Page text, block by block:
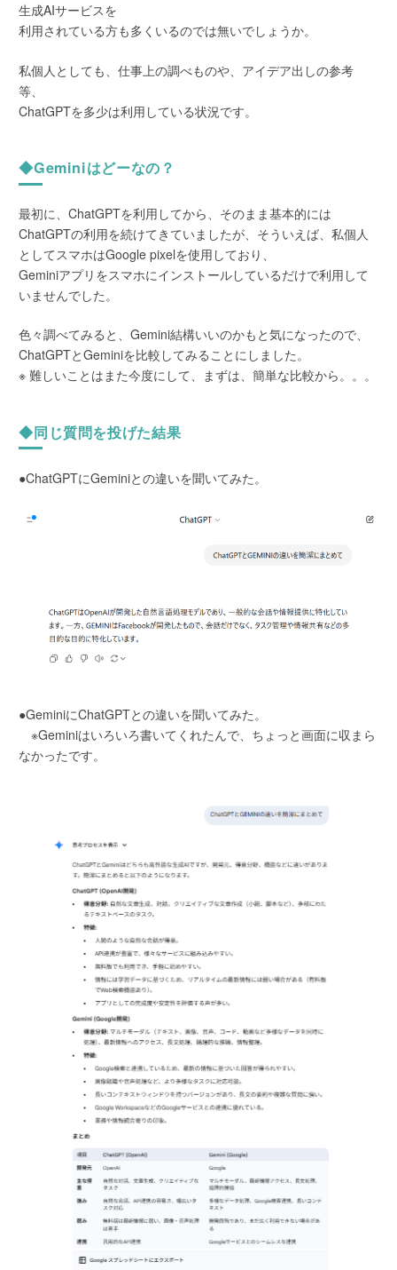
生成AIサービスを
利用されている方も多くいるのでは無いでしょうか。
私個人としても、仕事上の調べものや、アイデア出しの参考
等、
ChatGPTを多少は利用している状況です。
◆Geminiはどーなの？
最初に、ChatGPTを利用してから、そのまま基本的には
ChatGPTの利用を続けてきていましたが、そういえば、私個人
としてスマホはGoogle pixelを使用しており、
Geminiアプリをスマホにインストールしているだけで利用して
いませんでした。
色々調べてみると、Gemini結構いいのかもと気になったので、
ChatGPTとGeminiを比較してみることにしました。
※ 難しいことはまた今度にして、まずは、簡単な比較から。。。
◆同じ質問を投げた結果
●ChatGPTにGeminiとの違いを聞いてみた。
●GeminiにChatGPTとの違いを聞いてみた。
※Geminiはいろいろ書いてくれたんで、ちょっと画面に収まら
なかったです。